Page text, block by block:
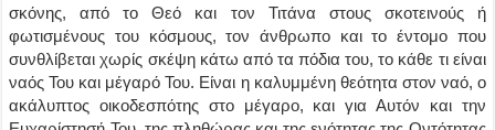
σκόνης, από το Θεό και τον Τιτάνα στους σκοτεινούς ή
φωτισμένους του κόσμους, τον άνθρωπο και το έντομο που
συνθλίβεται χωρίς σκέψη κάτω από τα πόδια του, το κάθε τι είναι
ναός Του και μέγαρό Του. Είναι η καλυμμένη θεότητα στον ναό, ο
ακάλυπτος οικοδεσπότης στο μέγαρο, και για Αυτόν και την